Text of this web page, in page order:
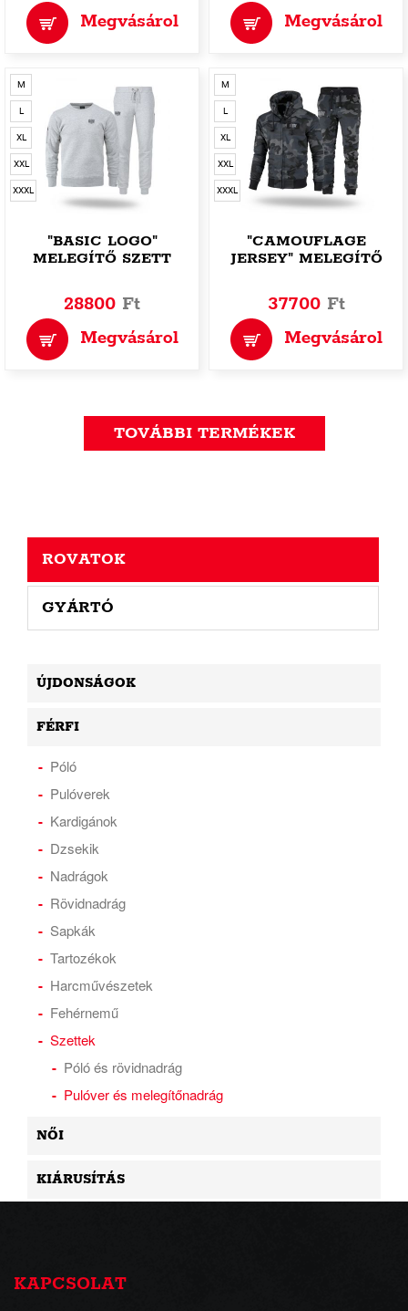
Megvásárol Megvásárol
M
L
XL
XXL
XXXL
"BASIC LOGO"
MELEGÍTŐ SZETT
28800 Ft
Megvásárol
M
L
XL
XXL
XXXL
"CAMOUFLAGE
JERSEY" MELEGÍTŐ
37700 Ft
Megvásárol
TOVÁBBI TERMÉKEK
ROVATOK
GYÁRTÓ
ÚJDONSÁGOK
FÉRFI
Póló
Pulóverek
Kardigánok
Dzsekik
Nadrágok
Rövidnadrág
Sapkák
Tartozékok
Harcművészetek
Fehérnemű
Szettek
Póló és rövidnadrág
Pulóver és melegítőnadrág
NŐI
KIÁRUSÍTÁS
KAPCSOLAT